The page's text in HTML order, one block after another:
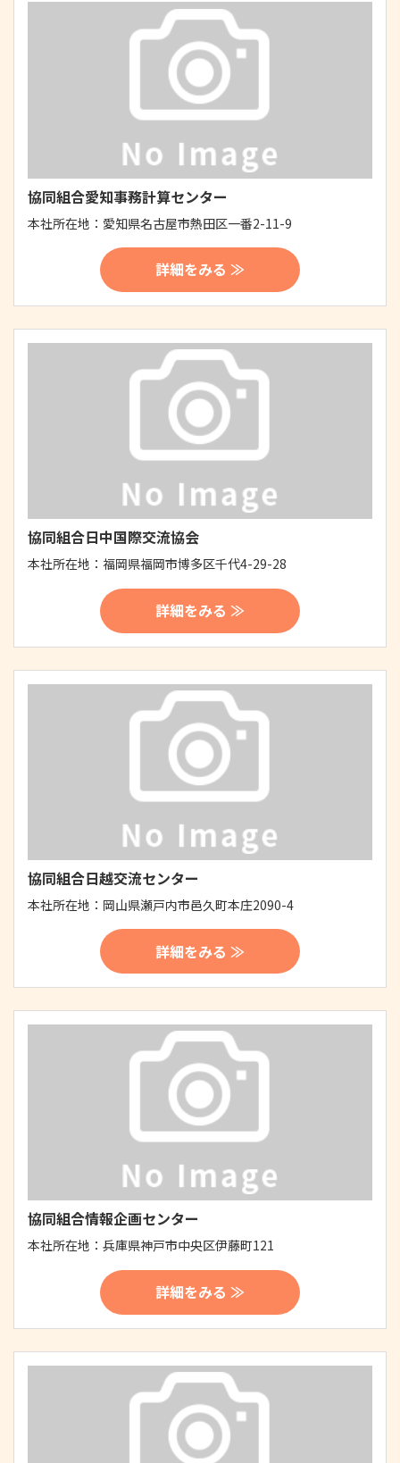
協同組合愛知事務計算センター
本社所在地： 愛知県名古屋市熱田区一番2-11-9
詳細をみる ≫
協同組合日中国際交流協会
本社所在地： 福岡県福岡市博多区千代4-29-28
詳細をみる ≫
協同組合日越交流センター
本社所在地： 岡山県瀬戸内市邑久町本庄2090-4
詳細をみる ≫
協同組合情報企画センター
本社所在地： 兵庫県神戸市中央区伊藤町121
詳細をみる ≫